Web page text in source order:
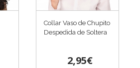
Collar Vaso de Chupito
Despedida de Soltera
2,95€